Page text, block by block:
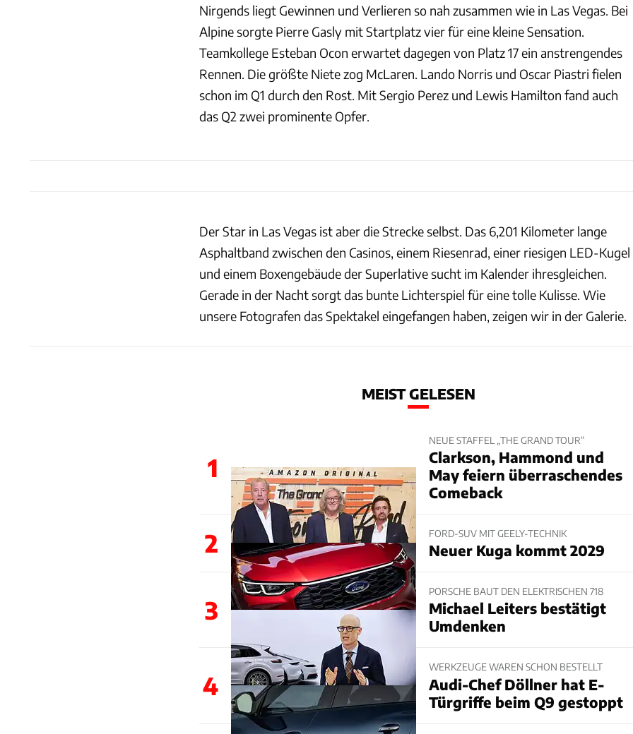
Nirgends liegt Gewinnen und Verlieren so nah zusammen wie in Las Vegas. Bei
Alpine sorgte Pierre Gasly mit Startplatz vier für eine kleine Sensation.
Teamkollege Esteban Ocon erwartet dagegen von Platz 17 ein anstrengendes
Rennen. Die größte Niete zog McLaren. Lando Norris und Oscar Piastri fielen
schon im Q1 durch den Rost. Mit Sergio Perez und Lewis Hamilton fand auch
das Q2 zwei prominente Opfer.
Der Star in Las Vegas ist aber die Strecke selbst. Das 6,201 Kilometer lange
Asphaltband zwischen den Casinos, einem Riesenrad, einer riesigen LED-Kugel
und einem Boxengebäude der Superlative sucht im Kalender ihresgleichen.
Gerade in der Nacht sorgt das bunte Lichterspiel für eine tolle Kulisse. Wie
unsere Fotografen das Spektakel eingefangen haben, zeigen wir in der Galerie.
MEIST GELESEN
1
NEUE STAFFEL „THE GRAND TOUR“
Clarkson, Hammond und
May feiern überraschendes
Comeback
2 FORD-SUV MIT GEELY-TECHNIK
Neuer Kuga kommt 2029
3
PORSCHE BAUT DEN ELEKTRISCHEN 718
Michael Leiters bestätigt
Umdenken
4
WERKZEUGE WAREN SCHON BESTELLT
Audi-Chef Döllner hat E-
Türgriffe beim Q9 gestoppt